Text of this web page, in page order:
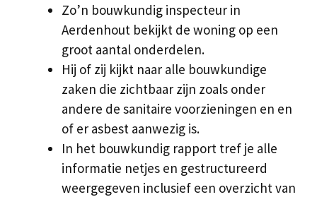
Zo’n bouwkundig inspecteur in
Aerdenhout bekijkt de woning op een
groot aantal onderdelen.
Hij of zij kijkt naar alle bouwkundige
zaken die zichtbaar zijn zoals onder
andere de sanitaire voorzieningen en en
of er asbest aanwezig is.
In het bouwkundig rapport tref je alle
informatie netjes en gestructureerd
weergegeven inclusief een overzicht van